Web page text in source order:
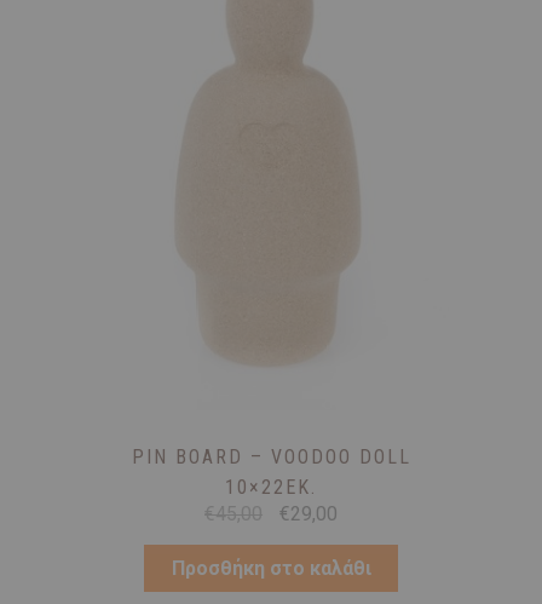
PIN BOARD – VOODOO DOLL
10×22ΕΚ.
€45,00
Original
was:
€45,00.
€29,00Η
τιμή
είναι:
Προσθήκη στο καλάθι